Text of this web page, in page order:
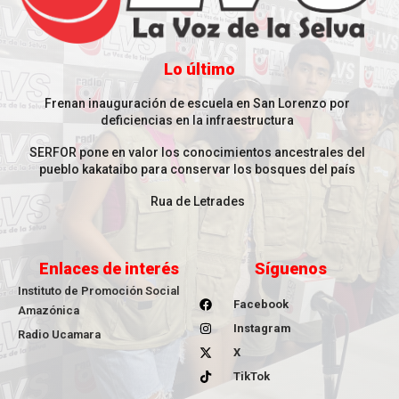
Lo último
Frenan inauguración de escuela en San Lorenzo por
deficiencias en la infraestructura
SERFOR pone en valor los conocimientos ancestrales del
pueblo kakataibo para conservar los bosques del país
Rua de Letrades
Enlaces de interés
Instituto de Promoción Social
Amazónica
Radio Ucamara
Síguenos
Facebook
Instagram
X
TikTok